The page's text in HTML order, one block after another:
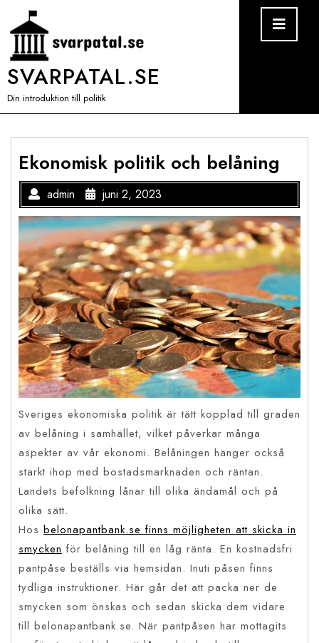
content
SVARPATAL.SE
Din introduktion till politik
Ekonomisk politik och belåning
admin juni 2, 2023
Sveriges ekonomiska politik är tätt kopplad till graden
av belåning i samhället, vilket påverkar många
aspekter av vår ekonomi. Belåningen hänger också
starkt ihop med bostadsmarknaden och räntan.
Landets befolkning lånar till olika ändamål och på
olika sätt.
Hos belonapantbank.se finns möjligheten att skicka in
smycken för belåning till en låg ränta. En kostnadsfri
pantpåse beställs via hemsidan. Inuti påsen finns
tydliga instruktioner. Här går det att packa ner de
smycken som önskas och sedan skicka dem vidare
till belonapantbank.se. När pantpåsen har mottagits